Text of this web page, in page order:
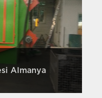
Almanya